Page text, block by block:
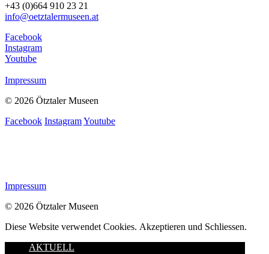
+43 (0)664 910 23 21
info@oetztalermuseen.at
Facebook
Instagram
Youtube
Impressum
© 2026 Ötztaler Museen
Facebook InstagramYoutube
Impressum
© 2026 Ötztaler Museen
Diese Website verwendet Cookies. Akzeptieren und Schliessen.
AKTUELL